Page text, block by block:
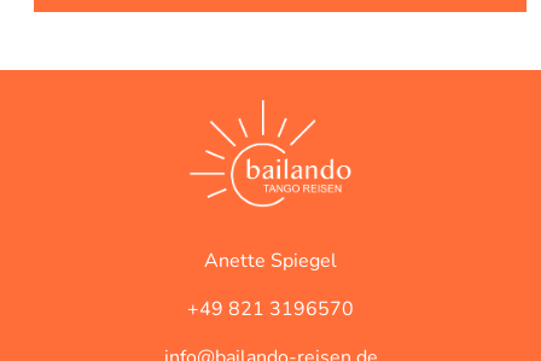
Anette Spiegel
+49 821 3196570